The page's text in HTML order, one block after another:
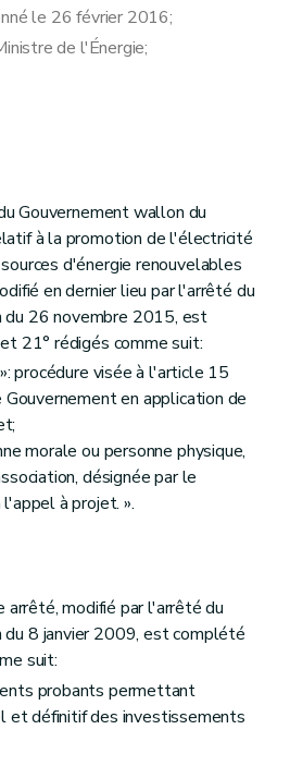
le 26 février 2016;
de l'Énergie;
Gouvernement wallon du
à la promotion de l'électricité
d'énergie renouvelables
en dernier lieu par l'arrêté du
26 novembre 2015, est
21° rédigés comme suit:
procédure visée à l'article 15
Gouvernement en application de
morale ou personne physique,
désignée par le
à projet. ».
arrêté, modifié par l'arrêté du
8 janvier 2009, est complété
suit:
probants permettant
définitif des investissements